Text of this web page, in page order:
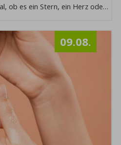
ob es ein Stern, ein Herz oder
09.08.